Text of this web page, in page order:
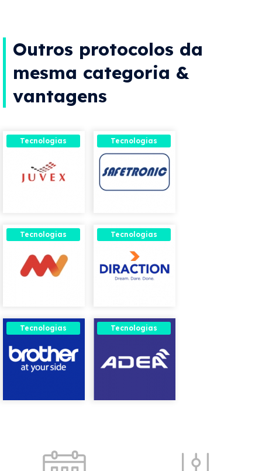
Outros protocolos da
mesma categoria &
vantagens
Tecnologias Tecnologias
Tecnologias Tecnologias
Tecnologias Tecnologias